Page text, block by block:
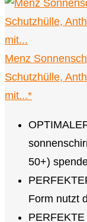
Menz
Schutzhülle,
mit...*
50+)
Form nutzt